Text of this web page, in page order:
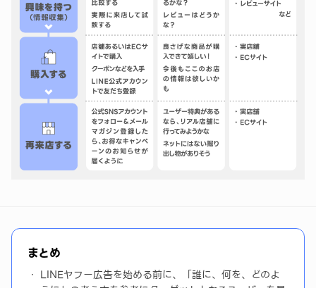
まとめ
LINEヤフー広告を始める前に、「誰に、何を、どのよ